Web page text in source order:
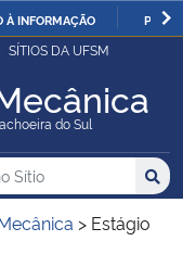
À INFORMAÇÃO
SÍTIOS DA UFSM
do Sul
no no Sítio
> Estágio